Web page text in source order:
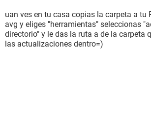
uan ves en tu casa copias la carpeta a tu
avg y eliges "herramientas" seleccionas
directorio" y le das la ruta a de la carpeta
las actualizaciones dentro=)